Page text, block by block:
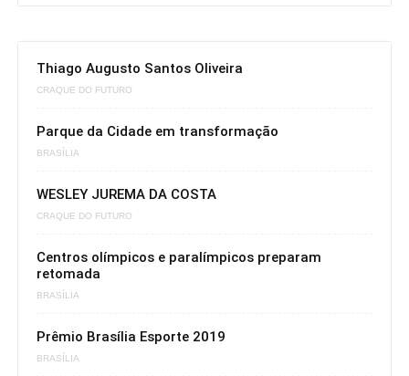
Thiago Augusto Santos Oliveira
CRAQUE DO FUTURO
Parque da Cidade em transformação
BRASÍLIA
WESLEY JUREMA DA COSTA
CRAQUE DO FUTURO
Centros olímpicos e paralímpicos preparam
retomada
BRASÍLIA
Prêmio Brasília Esporte 2019
BRASÍLIA